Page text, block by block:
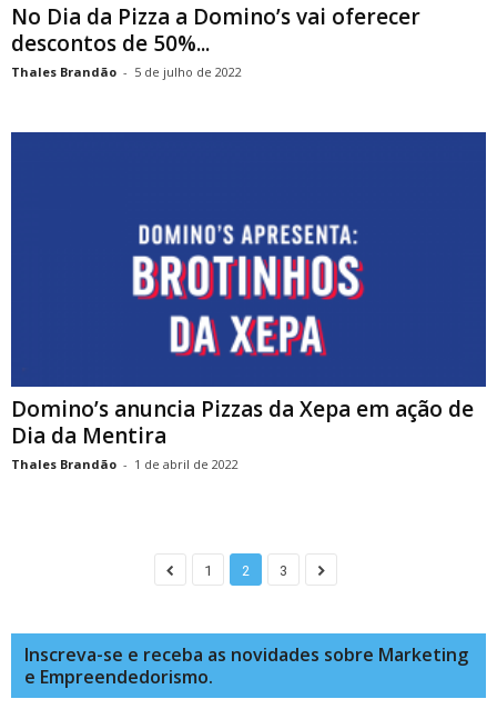
No Dia da Pizza a Domino’s vai oferecer
descontos de 50%...
Thales Brandão - 5 de julho de 2022
Domino’s anuncia Pizzas da Xepa em ação de
Dia da Mentira
Thales Brandão - 1 de abril de 2022
1 2 3
Inscreva-se e receba as novidades sobre Marketing
e Empreendedorismo.